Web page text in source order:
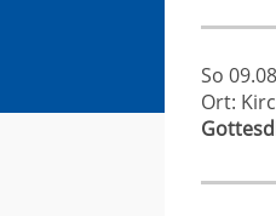
So
Ort: